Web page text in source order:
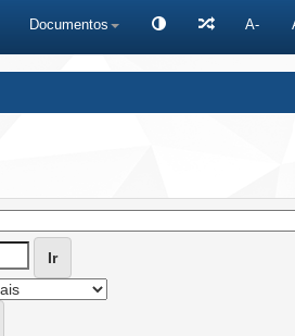
Documentos A-